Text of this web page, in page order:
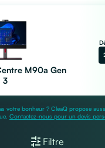
M90a Gen
3
votre bonheur ? CleaQ propose
Contactez-nous pour un devis
Filtre